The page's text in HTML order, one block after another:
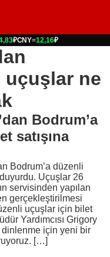
₽CNY=12,16₽
uçuşlar ne
Bodrum’a
satışına
Bodrum’a düzenli
duyurdu. Uçuşlar 26
servisinden yapılan
gerçekleştirilmesi
uçuşlar için bilet
Yardımcısı Grigory
dinlenme için yeni bir
[…]